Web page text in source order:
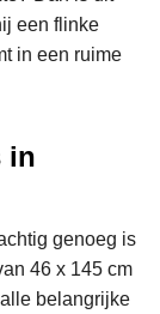
een flinke
in een ruime
in
genoeg is
46 x 145 cm
belangrijke